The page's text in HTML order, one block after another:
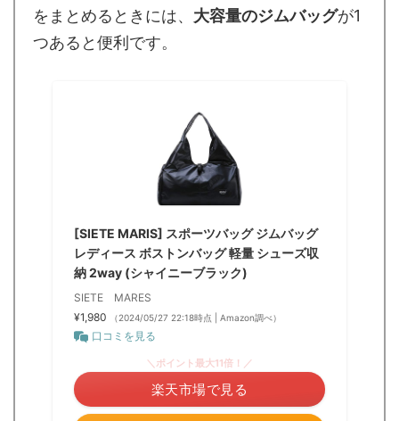
をまとめるときには、 大容量のジムバッグが1
つあると便利です。
[SIETE MARIS] スポーツバッグ ジムバッグ
レディース ボストンバッグ 軽量 シューズ収
納 2way (シャイニーブラック)
SIETE MARES
¥1,980
（2024/05/27 22:18時点 | Amazon調べ）
口コミを見る
＼ポイント最大11倍！／
楽天市場で見る